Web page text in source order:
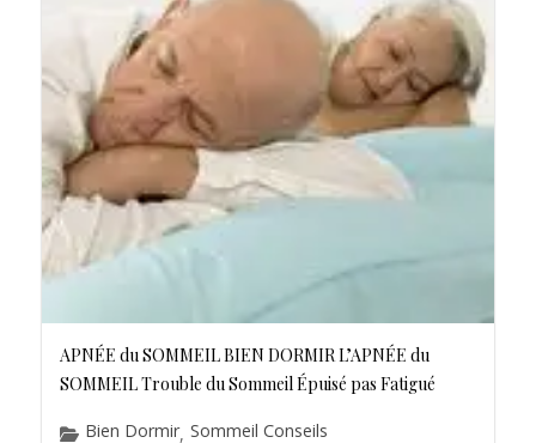
APNÉE du SOMMEIL BIEN DORMIR L’APNÉE du
SOMMEIL Trouble du Sommeil Épuisé pas Fatigué
Bien Dormir, Sommeil Conseils